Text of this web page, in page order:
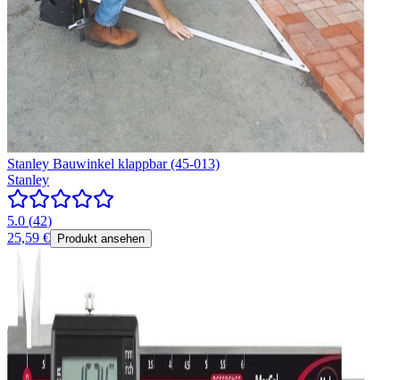
Stanley Bauwinkel klappbar (45-013)
Stanley
5.0 (42)
25,59 €
Produkt ansehen